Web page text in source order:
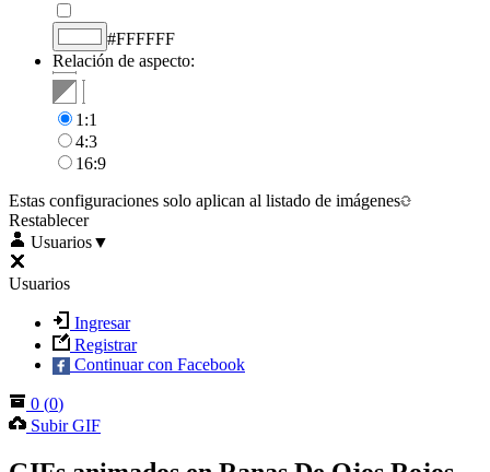
#FFFFFF
Relación de aspecto:
1:1
4:3
16:9
Estas configuraciones solo aplican al listado de imágenes
Restablecer
Usuarios▼
Usuarios
Ingresar
Registrar
Continuar con Facebook
0 (0)
Subir GIF